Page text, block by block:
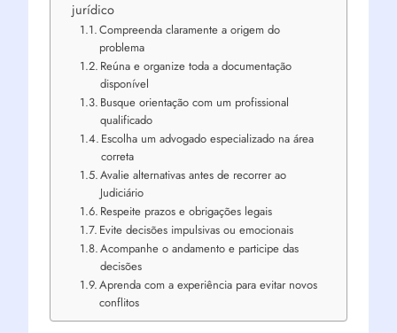
jurídico
Compreenda claramente a origem do
problema
Reúna e organize toda a documentação
disponível
Busque orientação com um profissional
qualificado
Escolha um advogado especializado na área
correta
Avalie alternativas antes de recorrer ao
Judiciário
Respeite prazos e obrigações legais
Evite decisões impulsivas ou emocionais
Acompanhe o andamento e participe das
decisões
Aprenda com a experiência para evitar novos
conflitos